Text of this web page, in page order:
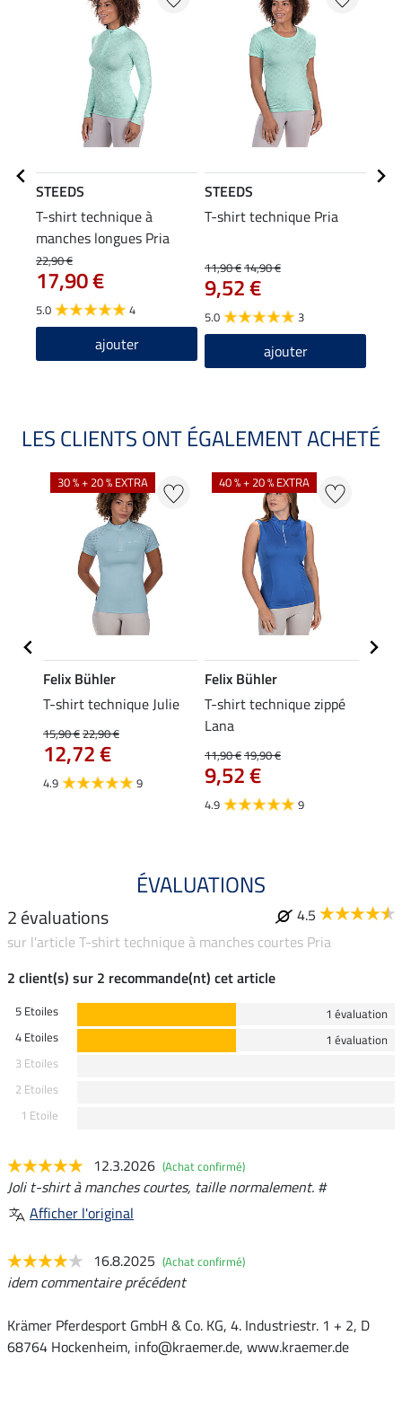
STEEDS
T-shirt technique à
manches longues Pria
22,90 €
17,90 €
5.0 4
ajouter
STEEDS
T-shirt technique Pria
11,90 €14,90 €
9,52 €
5.0 3
ajouter
LES CLIENTS ONT ÉGALEMENT ACHETÉ
30 % + 20 % EXTRA
Felix Bühler
T-shirt technique Julie
15,90 €22,90 €
12,72 €
4.9 9
40 % + 20 % EXTRA
Felix Bühler
T-shirt technique zippé
Lana
11,90 €19,90 €
9,52 €
4.9 9
ÉVALUATIONS
2 évaluations
4.5
sur l'article T-shirt technique à manches courtes Pria
2 client(s) sur 2 recommande(nt) cet article
5 Etoiles
1 évaluation
4 Etoiles
1 évaluation
3 Etoiles
2 Etoiles
1 Etoile
12.3.2026 (Achat confirmé)
Joli t-shirt à manches courtes, taille normalement. #
Afficher l'original
16.8.2025 (Achat confirmé)
idem commentaire précédent
Krämer Pferdesport GmbH & Co. KG, 4. Industriestr. 1 + 2, D
68764 Hockenheim, info@kraemer.de, www.kraemer.de